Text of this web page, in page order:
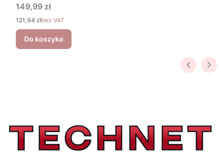
Cena
149,99 zł
Cena
121,94 złbez VAT
Do koszyka